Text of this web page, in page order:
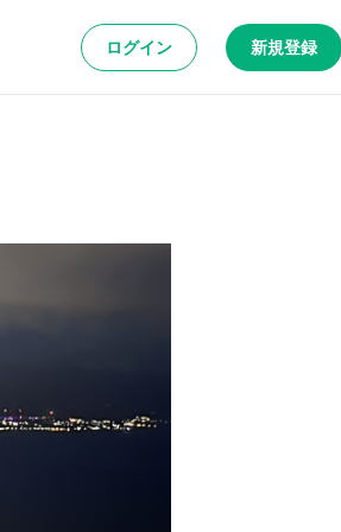
ログイン 新規登録